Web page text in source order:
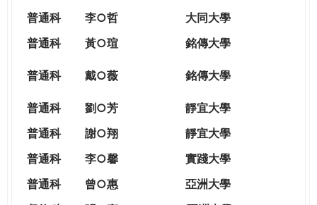
普通科
李○哲
大同大學
普通科
黃○瑄 銘傳大學
普通科 戴○薇 銘傳大學
普通科 劉○芳
靜宜大學
普通科
謝○翔
靜宜大學
普通科
李○馨
實踐大學
普通科
曾○惠
亞洲大學